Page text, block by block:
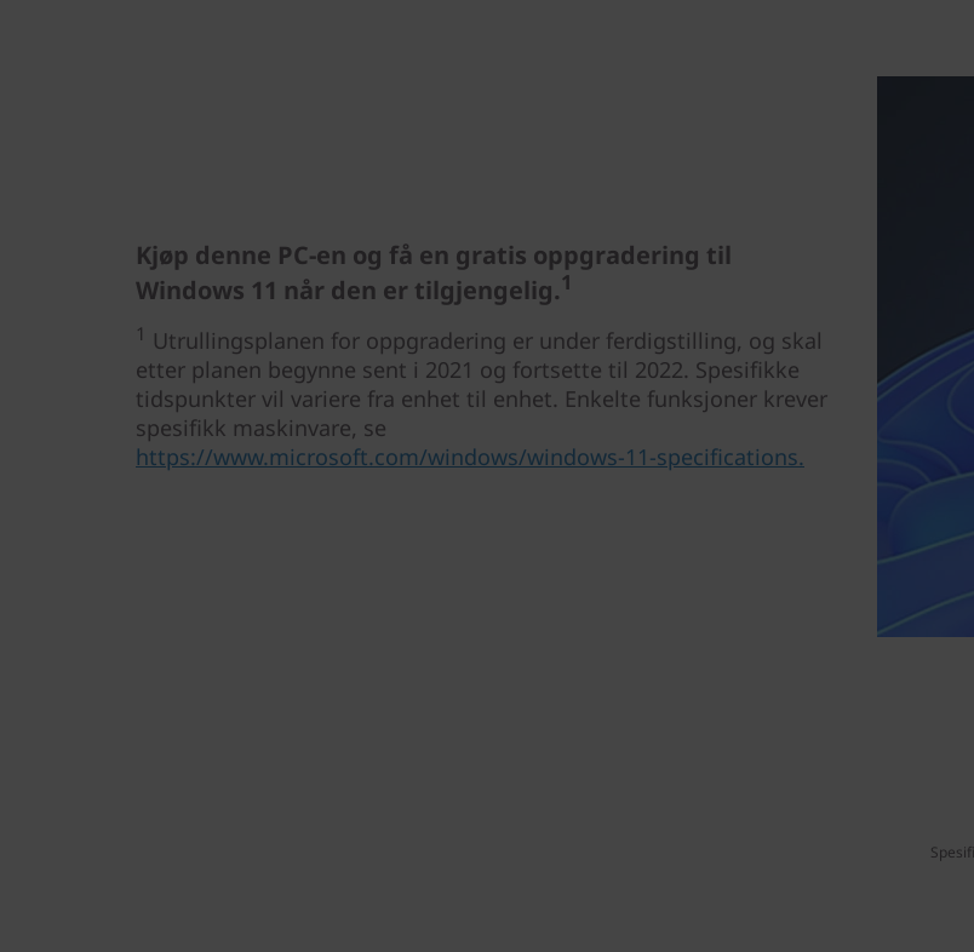
Kjøp denne PC-en og få en gratis oppgradering til
Windows 11 når den er tilgjengelig.1
1 Utrullingsplanen for oppgradering er under ferdigstilling, og skal
etter planen begynne sent i 2021 og fortsette til 2022. Spesifikke
tidspunkter vil variere fra enhet til enhet. Enkelte funksjoner krever
spesifikk maskinvare, se
https://www.microsoft.com/windows/windows-11-specifications.